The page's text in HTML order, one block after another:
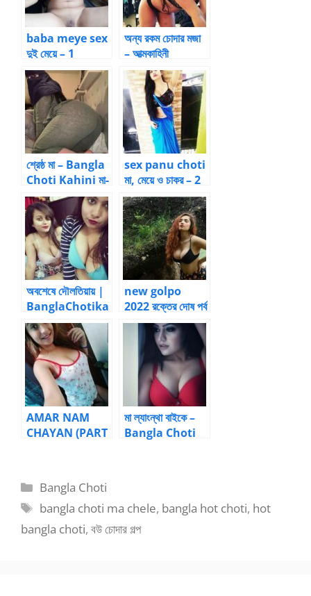
baba meye sex
দুই মেয়ে – 1
অন্য রকম চোদার মজা
– আত্মকাহিনী
শ্রেষ্ঠ মা – Bangla
Choti Kahini মা-
ছেলের চুদার গল্প
sex panu choti
মা, মেয়ে ও চাকর – 2
by
one_sick_pupp
y | Bangla
choti kahini
অবশেষে দৌলতিয়ায় |
BanglaChotika
hini – New
Bangla Choti
new golpo
2022 রক্তের দোষ পর্ব
10: আহলাদে আটখানা
| Bangla choti
kahini
AMAR NAM
CHAYAN (PART
মা ল্যাংন্থা বাইকে –
Bangla Choti
Categories
Bangla Choti
Tags
bangla choti ma chele, bangla hot choti, hot
bangla choti, বউ চোদার গল্প